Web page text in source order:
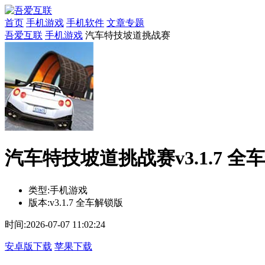
首页 手机游戏 手机软件 文章专题
吾爱互联 手机游戏 汽车特技坡道挑战赛
汽车特技坡道挑战赛v3.1.7 全
类型:手机游戏
版本:v3.1.7 全车解锁版
时间:2026-07-07 11:02:24
安卓版下载 苹果下载